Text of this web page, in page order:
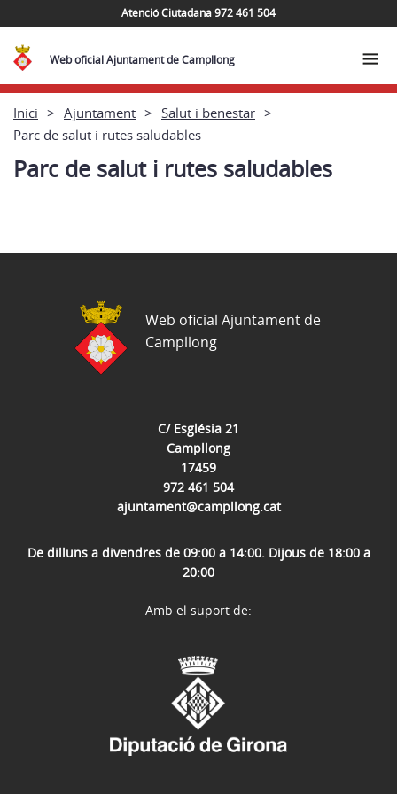
Atenció Ciutadana 972 461 504
Web oficial Ajuntament de Campllong
Inici Ajuntament
Salut i benestar
Parc de salut i rutes saludables
Parc de salut i rutes saludables
C/ Església 21
Campllong
17459
972 461 504
ajuntament@campllong.cat
De dilluns a divendres de 09:00 a 14:00. Dijous de 18:00 a
20:00
Web oficial Ajuntament de
Campllong
Amb el suport de: